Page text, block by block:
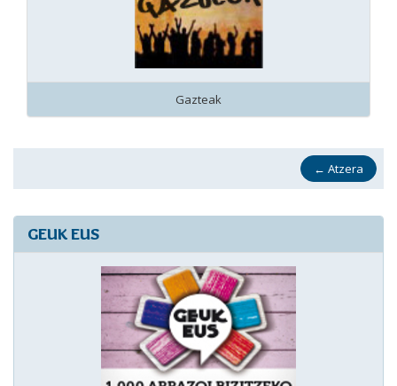
Gazteak
← Atzera
GEUK EUS